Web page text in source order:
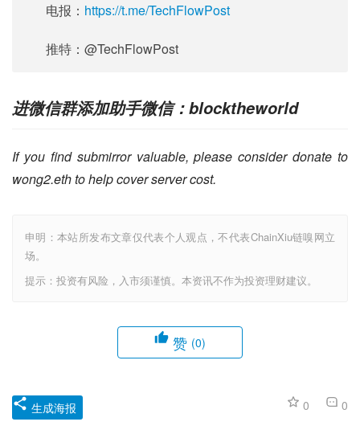
电报： https://t.me/TechFlowPost
推特：@TechFlowPost
进微信群添加助手微信：blocktheworld
If you find submirror valuable, please consider donate to
wong2.eth to help cover server cost.
申明：本站所发布文章仅代表个人观点，不代表ChainXiu链嗅网立
场。
提示：投资有风险，入市须谨慎。本资讯不作为投资理财建议。
赞 (0)
0 0
生成海报